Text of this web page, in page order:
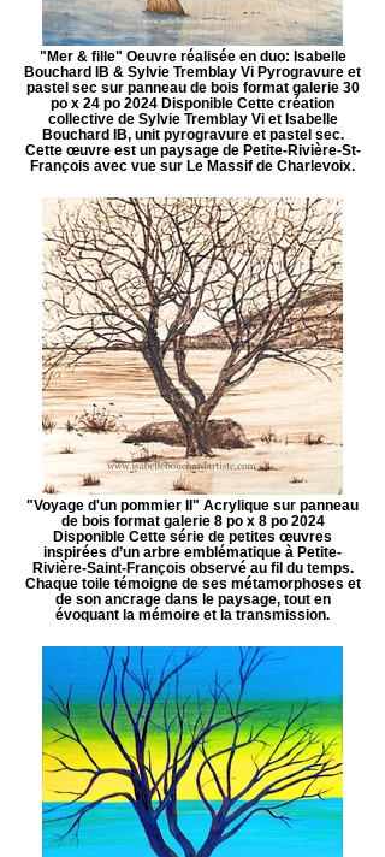
"Mer & fille" Oeuvre réalisée en duo: Isabelle
Bouchard IB & Sylvie Tremblay Vi Pyrogravure et
pastel sec sur panneau de bois format galerie 30
po x 24 po 2024 Disponible Cette création
collective de Sylvie Tremblay Vi et Isabelle
Bouchard IB, unit pyrogravure et pastel sec.
Cette œuvre est un paysage de Petite-Rivière-St-
François avec vue sur Le Massif de Charlevoix.
"Voyage d'un pommier II" Acrylique sur panneau
de bois format galerie 8 po x 8 po 2024
Disponible Cette série de petites œuvres
inspirées d’un arbre emblématique à Petite-
Rivière-Saint-François observé au fil du temps.
Chaque toile témoigne de ses métamorphoses et
de son ancrage dans le paysage, tout en
évoquant la mémoire et la transmission.